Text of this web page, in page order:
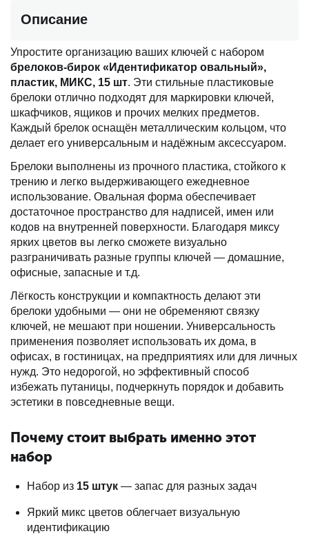
Описание
Упростите организацию ваших ключей с набором
брелоков-бирок «Идентификатор овальный»,
пластик, МИКС, 15 шт. Эти стильные пластиковые
брелоки отлично подходят для маркировки ключей,
шкафчиков, ящиков и прочих мелких предметов.
Каждый брелок оснащён металлическим кольцом, что
делает его универсальным и надёжным аксессуаром.
Брелоки выполнены из прочного пластика, стойкого к
трению и легко выдерживающего ежедневное
использование. Овальная форма обеспечивает
достаточное пространство для надписей, имен или
кодов на внутренней поверхности. Благодаря миксу
ярких цветов вы легко сможете визуально
разграничивать разные группы ключей — домашние,
офисные, запасные и т.д.
Лёгкость конструкции и компактность делают эти
брелоки удобными — они не обременяют связку
ключей, не мешают при ношении. Универсальность
применения позволяет использовать их дома, в
офисах, в гостиницах, на предприятиях или для личных
нужд. Это недорогой, но эффективный способ
избежать путаницы, подчеркнуть порядок и добавить
эстетики в повседневные вещи.
Почему стоит выбрать именно этот
набор
Набор из 15 штук — запас для разных задач
Яркий микс цветов облегчает визуальную
идентификацию